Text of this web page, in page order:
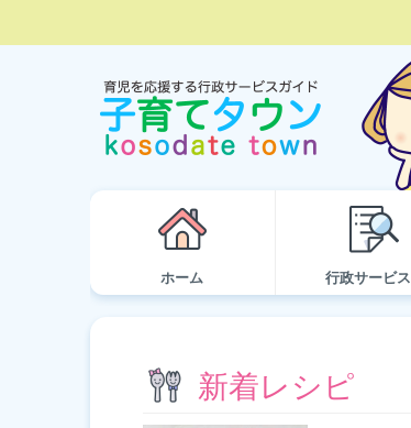
ホーム 行政サービス
新着レシピ